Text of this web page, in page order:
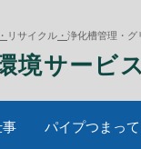
・ リサイクル ・ 浄化槽管理 ・ グ
境サービス
事 パイプつまっ